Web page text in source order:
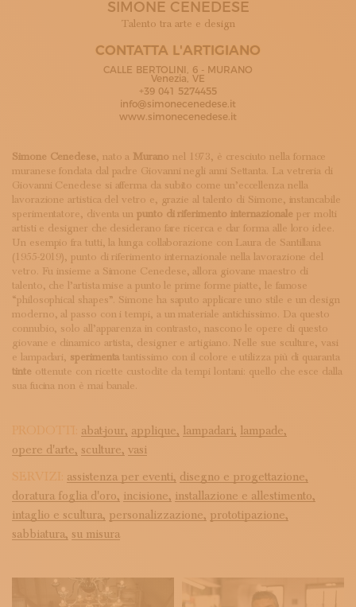
ISCRIVITI ALLA NEWSLETTER
LOGIN
SIMONE CENEDESE
Talento tra arte e design
CONTATTA L'ARTIGIANO
CALLE BERTOLINI, 6 - MURANO
Venezia, VE
+39 041 5274455
info@simonecenedese.it
www.simonecenedese.it
Simone Cenedese, nato a Murano nel 1973, è cresciuto nella fornace
muranese fondata dal padre Giovanni negli anni Settanta. La vetreria di
Giovanni Cenedese si afferma da subito come un’eccellenza nella
lavorazione artistica del vetro e, grazie al talento di Simone, instancabile
sperimentatore, diventa unpunto di riferimento internazionale per molti
artisti e designer che desiderano fare ricerca e dar forma alle loro idee.
Un esempio fra tutti, la lunga collaborazione con Laura de Santillana
(1955-2019), punto di riferimento internazionale nella lavorazione del
vetro. Fu insieme a Simone Cenedese, allora giovane maestro di
talento, che l’artista mise a punto le prime forme piatte, le famose
“philosophical shapes”. Simone ha saputo applicare uno stile e un design
moderno, al passo con i tempi, a un materiale antichissimo. Da questo
connubio, solo all’apparenza in contrasto, nascono le opere di questo
giovane e dinamico artista, designer e artigiano. Nelle sue sculture, vasi
e lampadari, sperimentatantissimo con il colore e utilizza più di quaranta
tinte ottenute con ricette custodite da tempi lontani: quello che esce dalla
sua fucina non è mai banale.
PRODOTTI: abat-jour, applique, lampadari, lampade,
opere d'arte, sculture, vasi
SERVIZI: assistenza per eventi, disegno e progettazione,
doratura foglia d'oro, incisione, installazione e allestimento,
intaglio e scultura, personalizzazione, prototipazione,
sabbiatura, su misura